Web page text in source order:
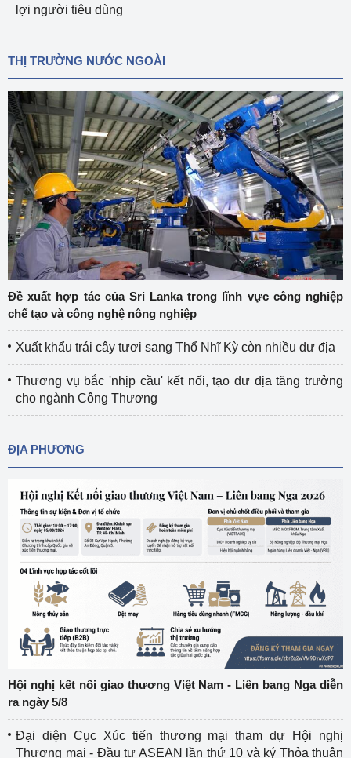
lợi người tiêu dùng
THỊ TRƯỜNG NƯỚC NGOÀI
Đề xuất hợp tác của Sri Lanka trong lĩnh vực công nghiệp
chế tạo và công nghệ nông nghiệp
Xuất khẩu trái cây tươi sang Thổ Nhĩ Kỳ còn nhiều dư địa
Thương vụ bắc 'nhịp cầu' kết nối, tạo dư địa tăng trưởng
cho ngành Công Thương
ĐỊA PHƯƠNG
Hội nghị kết nối giao thương Việt Nam - Liên bang Nga diễn
ra ngày 5/8
Đại diện Cục Xúc tiến thương mại tham dự Hội nghị
Thương mại - Đầu tư ASEAN lần thứ 10 và ký Thỏa thuận